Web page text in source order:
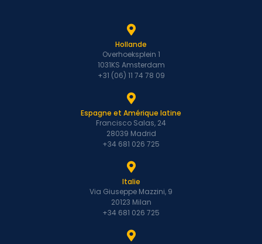
Hollande
Overhoeksplein 1
1031KS Amsterdam
+31 (06) 11 74 78 09
Espagne et Amérique latine
Francisco Salas, 24
28039 Madrid
+34 681 026 725
Italie
Via Giuseppe Mazzini, 9
20123 Milan
+34 681 026 725